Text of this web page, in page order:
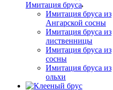
Имитация бруса
Имитация бруса из
Ангарской сосны
Имитация бруса из
лиственницы
Имитация бруса из
сосны
Имитация бруса из
ольхи